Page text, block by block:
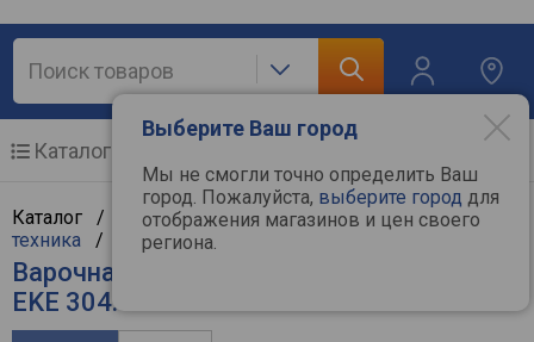
Выберите Ваш город
Мы не смогли точно определить Ваш
город. Пожалуйста, выберите город для
отображения магазинов и цен своего
региона.
Каталог
Каталог / Крупная бытовая техника/Встраиваемая
техника / Варочные поверхности
Варочная поверхность Kuppersbusch
EKE 304.1 M